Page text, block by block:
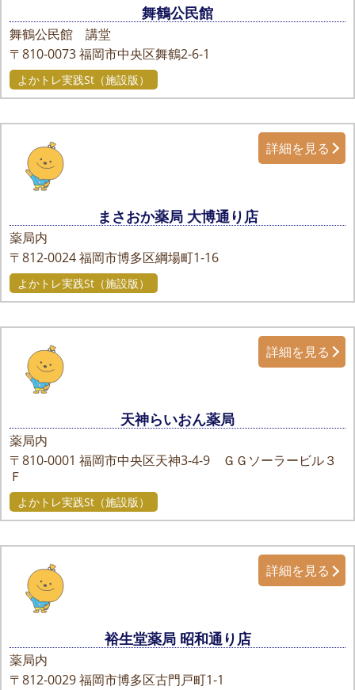
舞鶴公民館
舞鶴公民館 講堂
〒810-0073福岡市中央区舞鶴2-6-1
よかトレ実践St（施設版）
まさおか薬局 大博通り店
薬局内
〒812-0024福岡市博多区綱場町1-16
詳細を見る
よかトレ実践St（施設版）
天神らいおん薬局
薬局内
〒810-0001 福岡市中央区天神3-4-9 ＧＧソーラービル３
Ｆ
詳細を見る
よかトレ実践St（施設版）
裕生堂薬局 昭和通り店
薬局内
〒812-0029福岡市博多区古門戸町1-1
詳細を見る